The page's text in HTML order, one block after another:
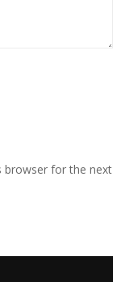
browser for the next